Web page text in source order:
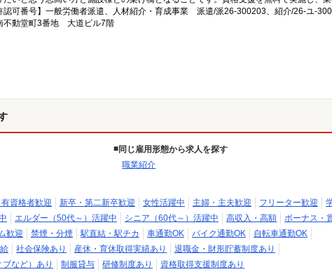
認可番号】一般労働者派遣、人材紹介・育成事業 派遣/派26-300203、紹介/26-ユ-
不動堂町3番地 大道ビル7階
同じ雇用形態から求人を探す
職業紹介
資格者歓迎 新卒・第二新卒歓迎 女性活躍中 主婦・主夫歓迎 フリーター歓迎
エルダー（50代～）活躍中 シニア（60代～）活躍中 高収入・高額
ボーナス・
歓迎 禁煙・分煙 駅直結・駅チカ 車通勤OK バイク通勤OK
自転車通勤OK
社会保険あり 産休・育休取得実績あり
退職金・財形貯蓄制度あり
など）あり
制服貸与 研修制度あり 資格取得支援制度あり